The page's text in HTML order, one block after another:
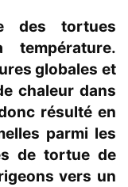
des tortues
globales et
chaleur dans
résulté en
parmi les
de tortue de
vers un